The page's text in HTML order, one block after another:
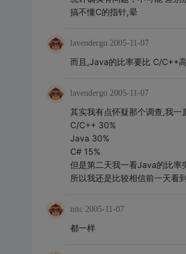
搞不懂C的指针,晕
lavendergo 2005-11-07
而且,Java的比率要比 C/C++
lavendergo 2005-11-07
其实我有点怀疑那个调查,我一
C/C++ 30%
Java 30%
C# 15%
但是第二天我一看Java的比率
所以我还是比较相信前一天看
nitc 2005-11-07
都一样